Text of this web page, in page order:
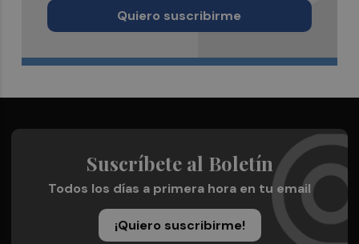
Quiero suscribirme
Suscríbete al Boletín
Todos los días a primera hora en tu email
¡Quiero suscribirme!